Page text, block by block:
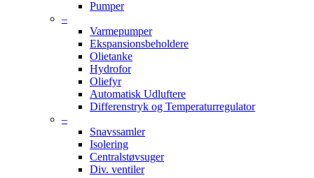
Pumper
–
Varmepumper
Ekspansionsbeholdere
Olietanke
Hydrofor
Oliefyr
Automatisk Udluftere
Differenstryk og Temperaturregulator
–
Snavssamler
Isolering
Centralstøvsuger
Div. ventiler